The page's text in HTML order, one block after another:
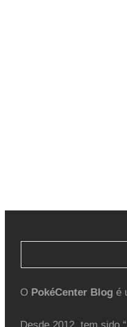
O PokéCenter Blogé